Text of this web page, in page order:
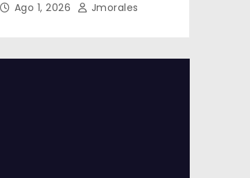
ecuatoriano
Ago 1, 2026 Jmorales